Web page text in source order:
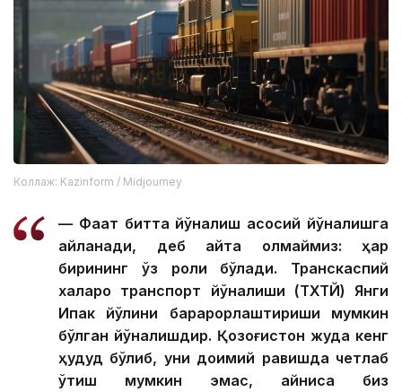
Коллаж: Kazinform / Midjourney
— Фақат битта йўналиш асосий йўналишга
айланади, деб айта олмаймиз: ҳар
бирининг ўз роли бўлади. Транскаспий
халқаро транспорт йўналиши (ТХТЙ) Янги
Ипак йўлини барқарорлаштириши мумкин
бўлган йўналишдир. Қозоғистон жуда кенг
ҳудуд бўлиб, уни доимий равишда четлаб
ўтиш мумкин эмас, айниқса биз